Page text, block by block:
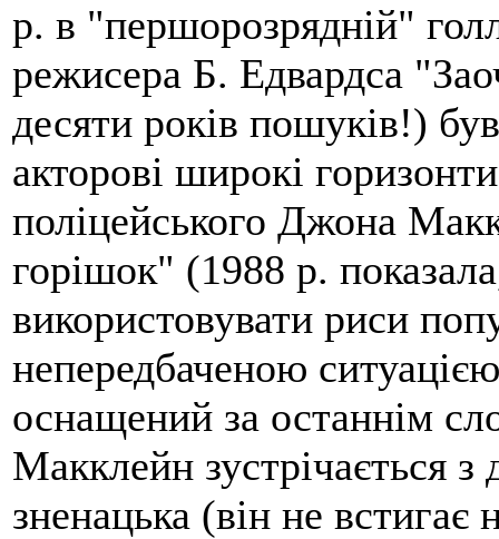
р. в "першорозрядній"
режисера Б. Едвардса
десяти років пошуків!)
акторові широкі
поліцейського Джона
горішок" (1988 р.
використовувати риси
непередбаченою
оснащений за останнім
Макклейн зустрічається
зненацька (він не встигає